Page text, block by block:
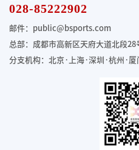
028-85222902
邮件：public@bsports.com
总部：成都市高新区天府大道北段28
分支机构：北京·上海·深圳·杭州·厦